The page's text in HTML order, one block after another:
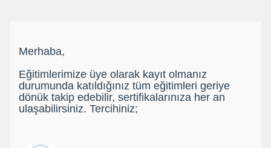
Merhaba,
Eğitimlerimize üye olarak kayıt olmanız
durumunda katıldığınız tüm eğitimleri geriye
dönük takip edebilir, sertifikalarınıza her an
ulaşabilirsiniz. Tercihiniz;